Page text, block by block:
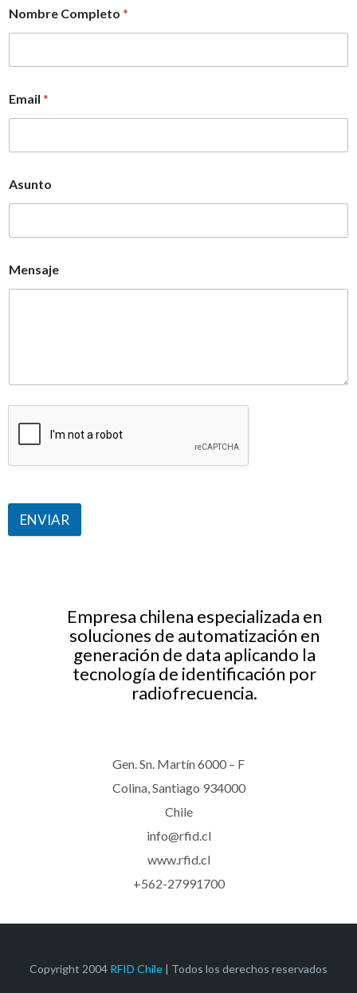
Nombre Completo *
Email *
Asunto
Mensaje
ENVIAR
Empresa chilena especializada en
soluciones de automatización en
generación de data aplicando la
tecnología de identificación por
radiofrecuencia.
Gen. Sn. Martín 6000 – F
Colina, Santiago 934000
Chile
info@rfid.cl
www.rfid.cl
+562-27991700
Copyright 2004 RFID Chile | Todos los derechos reservados